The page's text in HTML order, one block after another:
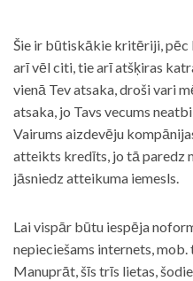
Šie ir būtiskākie kritēriji,
arī vēl citi, tie arī atšķiras
vienā Tev atsaka, droši vari
atsaka, jo Tavs vecums
Vairums aizdevēju
atteikts kredīts, jo tā paredz
jāsniedz atteikuma iemesls.
Lai vispār būtu iespēja
nepieciešams internets,
Manuprāt, šīs trīs lietas,